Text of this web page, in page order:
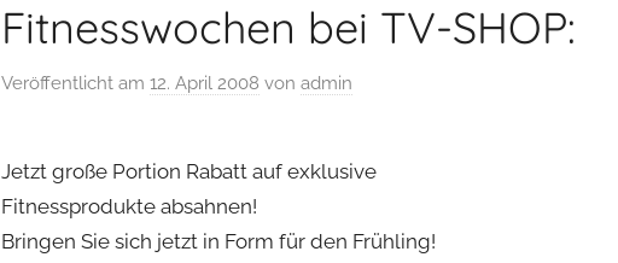
Fitnesswochen bei TV-SHOP:
Veröffentlicht am 12. April 2008 von admin
Jetzt große Portion Rabatt auf exklusive
Fitnessprodukte absahnen!
Bringen Sie sich jetzt in Form für den Frühling!